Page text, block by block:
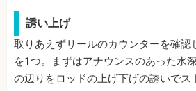
誘い上げ
取りあえずリールのカウンターを確認
を1つ。まずはアナウンスのあった水
の辺りをロッドの上げ下げの誘いでス